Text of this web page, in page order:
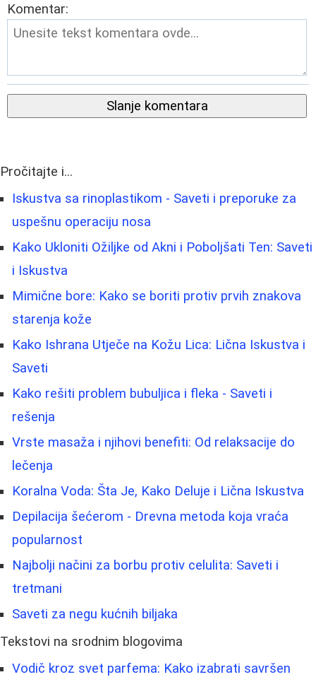
Komentar:
Slanje komentara
Pročitajte i...
Iskustva sa rinoplastikom - Saveti i preporuke za
uspešnu operaciju nosa
Kako Ukloniti Ožiljke od Akni i Poboljšati Ten: Saveti
i Iskustva
Mimične bore: Kako se boriti protiv prvih znakova
starenja kože
Kako Ishrana Utječe na Kožu Lica: Lična Iskustva i
Saveti
Kako rešiti problem bubuljica i fleka - Saveti i
rešenja
Vrste masaža i njihovi benefiti: Od relaksacije do
lečenja
Koralna Voda: Šta Je, Kako Deluje i Lična Iskustva
Depilacija šećerom - Drevna metoda koja vraća
popularnost
Najbolji načini za borbu protiv celulita: Saveti i
tretmani
Saveti za negu kućnih biljaka
Tekstovi na srodnim blogovima
Vodič kroz svet parfema: Kako izabrati savršen